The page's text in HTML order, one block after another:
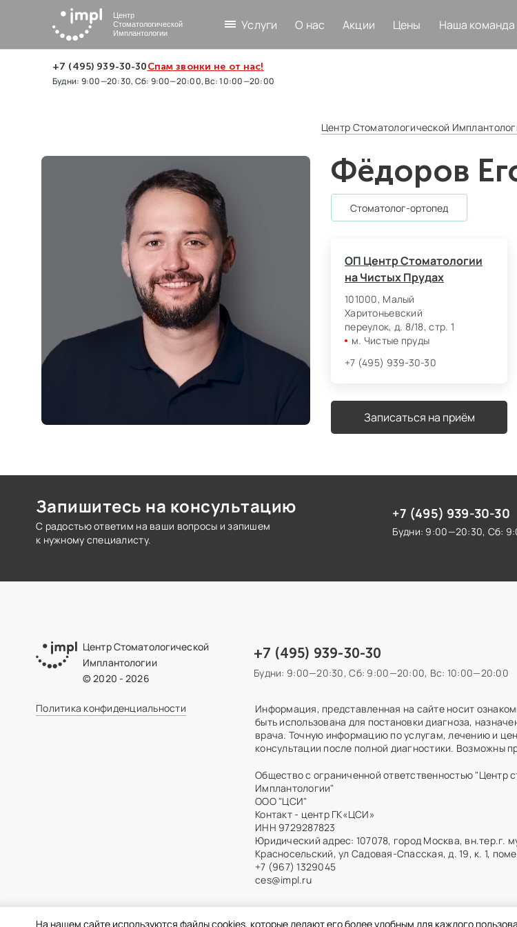
Центр
Стоматологической
Имплантологии
Услуги О нас Акции Цены Наша команда
+7 (495) 939-30-30Спам звонки не от нас!
Будни: 9:00—20:30, Сб: 9:00—20:00, Вс: 10:00—20:00
Центр Стоматологической
Фёдоров
стоматолог‑ортопед
ОП Центр Стоматологии
на Чистых Прудах
101000, Малый
Харитоньевский
переулок, д. 8/18, стр. 1
м. Чистые пруды
+7 (495) 939-30-30
Записаться на приём
Запишитесь на консультацию
С радостью ответим на ваши вопросы и запишем
к нужному специалисту.
+7 (495) 939-30-30
Будни: 9:00—20:30, Сб:
Центр Стоматологической
Имплантологии
© 2020 - 2026
Политика конфиденциальности
+7 (495) 939-30-30
Будни: 9:00—20:30, Сб: 9:00—20:00, Вс: 10:00—20:00
Информация, представленная на сайте носит
быть использована для постановки диагноза,
врача. Точную информацию по услугам, лечению и
консультации после полной диагностики. Возможны
Общество с ограниченной ответственностью "Центр
Имплантологии"
ООО "ЦСИ"
Контакт - центр ГК«ЦСИ»
ИНН 9729287823
Юридический адрес: 107078, город Москва, вн.тер.г.
Красносельский, ул Садовая-Спасская, д. 19, к. 1,
+7 (967) 1329045
ces@impl.ru
На нашем сайте используются файлы cookies, которые делают его более удобным для каждого